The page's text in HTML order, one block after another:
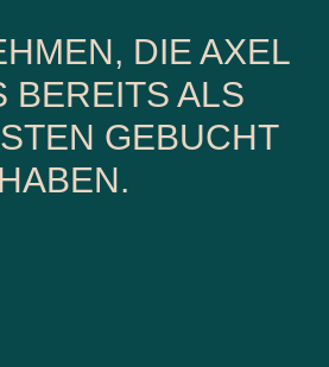
DIE AXEL
BEREITS ALS
GEBUCHT
HABEN.